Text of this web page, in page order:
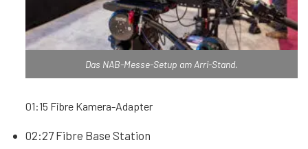
Das NAB-Messe-Setup am Arri-Stand.
01:15 Fibre Kamera-Adapter
02:27 Fibre Base Station